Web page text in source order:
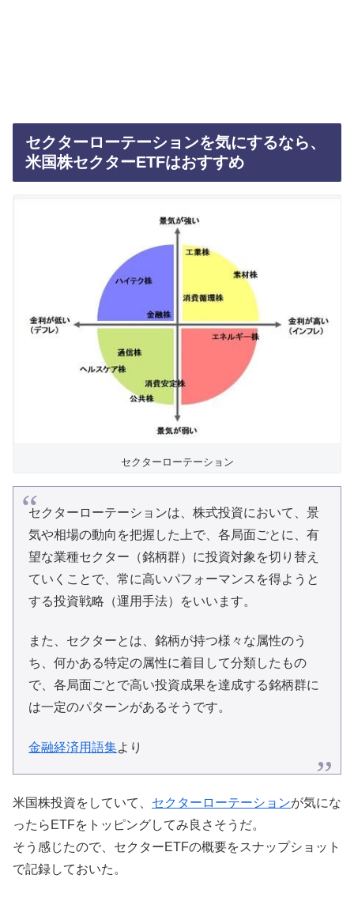
セクターローテーションを気にするなら、
米国株セクターETFはおすすめ
セクターローテーション
セクターローテーションは、株式投資において、景
気や相場の動向を把握した上で、各局面ごとに、有
望な業種セクター（銘柄群）に投資対象を切り替え
ていくことで、常に高いパフォーマンスを得ようと
する投資戦略（運用手法）をいいます。
また、セクターとは、銘柄が持つ様々な属性のう
ち、何かある特定の属性に着目して分類したもの
で、各局面ごとで高い投資成果を達成する銘柄群に
は一定のパターンがあるそうです。
金融経済用語集より
米国株投資をしていて、 セクターローテーションが気にな
ったらETFをトッピングしてみ良さそうだ。
そう感じたので、セクターETFの概要をスナップショット
で記録しておいた。